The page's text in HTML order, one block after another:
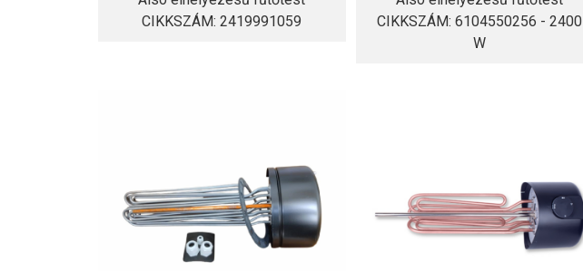
CIKKSZÁM: 2419991059
CIKKSZÁM: 6104550256 - 2400
W